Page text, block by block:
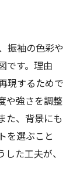
振袖の色彩や
です。理由
現するためで
や強さを調整
た、背景にも
を選ぶこと
た工夫が、